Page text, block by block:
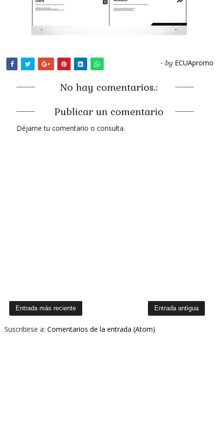
- by ECUApromo
No hay comentarios.:
Publicar un comentario
Déjame tu comentario o consulta.
Entrada más reciente Entrada antigua
Suscribirse a: Comentarios de la entrada (Atom)